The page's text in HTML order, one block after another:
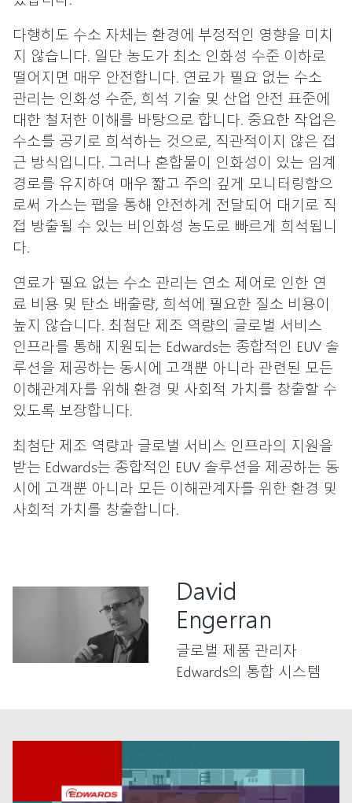
다행히도 수소 자체는 환경에 부정적인 영향을 미치
지 않습니다. 일단 농도가 최소 인화성 수준 이하로
떨어지면 매우 안전합니다. 연료가 필요 없는 수소
관리는 인화성 수준, 희석 기술 및 산업 안전 표준에
대한 철저한 이해를 바탕으로 합니다. 중요한 작업은
수소를 공기로 희석하는 것으로, 직관적이지 않은 접
근 방식입니다. 그러나 혼합물이 인화성이 있는 임계
경로를 유지하여 매우 짧고 주의 깊게 모니터링함으
로써 가스는 팹을 통해 안전하게 전달되어 대기로 직
접 방출될 수 있는 비인화성 농도로 빠르게 희석됩니
다.
연료가 필요 없는 수소 관리는 연소 제어로 인한 연
료 비용 및 탄소 배출량, 희석에 필요한 질소 비용이
높지 않습니다. 최첨단 제조 역량의 글로벌 서비스
인프라를 통해 지원되는 Edwards는 종합적인 EUV 솔
루션을 제공하는 동시에 고객뿐 아니라 관련된 모든
이해관계자를 위해 환경 및 사회적 가치를 창출할 수
있도록 보장합니다.
최첨단 제조 역량과 글로벌 서비스 인프라의 지원을
받는 Edwards는 종합적인 EUV 솔루션을 제공하는 동
시에 고객뿐 아니라 모든 이해관계자를 위한 환경 및
사회적 가치를 창출합니다.
David
Engerran
글로벌 제품 관리자
Edwards의 통합 시스템